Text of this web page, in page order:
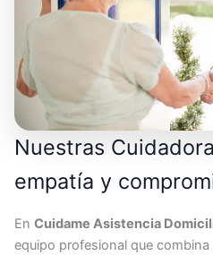
Nuestras
empatía y
En Cuidame Asistencia
equipo profesional que